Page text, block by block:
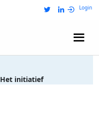
Login
Het initiatief